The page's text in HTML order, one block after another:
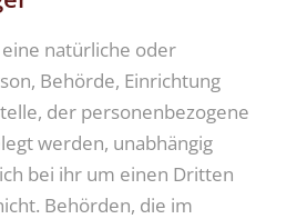
natürliche oder
Behörde, Einrichtung
der personenbezogene
werden, unabhängig
bei ihr um einen Dritten
Behörden, die im